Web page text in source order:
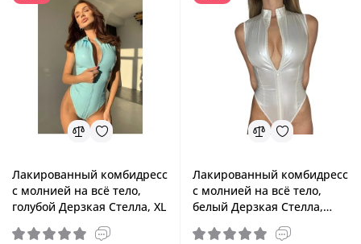
Лакированный комбидресс
с молнией на всё тело,
голубой Дерзкая Стелла, XL
Лакированный комбидресс
с молнией на всё тело,
белый Дерзкая Стелла,